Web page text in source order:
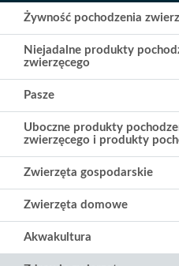
Żywność pochodzenia
Niejadalne produkty
zwierzęcego
Pasze
Uboczne produkty
zwierzęcego i produkty
Zwierzęta gospodarskie
Zwierzęta domowe
Akwakultura